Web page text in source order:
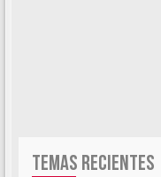
TEMAS RECIENTES